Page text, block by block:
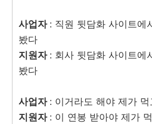
사업자 : 직원 뒷담화 사이트에
봤다
지원자 : 회사 뒷담화 사이트에
봤다
사업자 : 이거라도 해야 제가 먹
지원자 : 이 연봉 받아야 제가